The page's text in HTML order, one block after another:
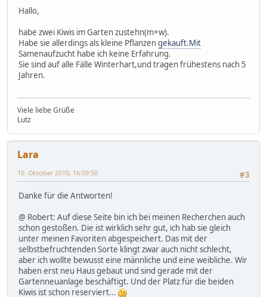
Hallo,
habe zwei Kiwis im Garten zustehn(m+w).
Habe sie allerdings als kleine Pflanzengekauft.Mit
Samenaufzucht habe ich keine Erfahrung.
Sie sind auf alle Fälle Winterhart,und tragen frühestens nach 5
Jahren.
Viele liebe Grüße
Lutz
Lara
#3
10. Oktober 2010, 16:09:50
Danke für die Antworten!
@ Robert: Auf diese Seite bin ich bei meinen Recherchen auch
schon gestoßen. Die ist wirklich sehr gut, ich hab sie gleich
unter meinen Favoriten abgespeichert. Das mit der
selbstbefruchtenden Sorte klingt zwar auch nicht schlecht,
aber ich wollte bewusst eine männliche und eine weibliche. Wir
haben erst neu Haus gebaut und sind gerade mit der
Gartenneuanlage beschäftigt. Und der Platz für die beiden
Kiwis ist schon reserviert...